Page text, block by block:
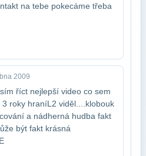
na tebe pokecáme třeba
2009
říct nejlepší video co sem
3 roky hraní​L2 viděl....klobouk
a nádherná hudba fakt
být fakt krásná